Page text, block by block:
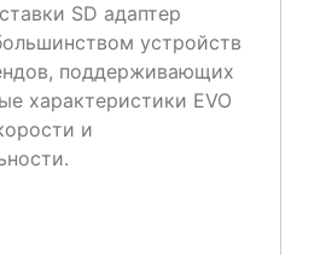
SD адаптер
устройств
поддерживающих
характеристики EVO
и